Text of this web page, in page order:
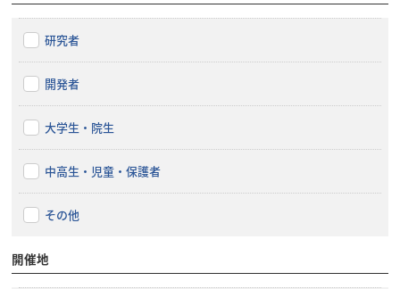
研究者
開発者
大学生・院生
中高生・児童・保護者
その他
開催地